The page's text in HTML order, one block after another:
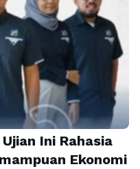
Ini Rahasia
Ekonomi